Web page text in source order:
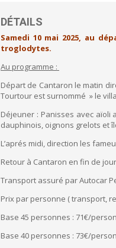
DÉTAILS
Samedi 10 mai 2025, au
troglodytes.
Au programme :
Départ de Cantaron le matin
Tourtour est surnommé » le
Déjeuner : Panisses avec aïoli
dauphinois, oignons grelots et
L’aprés midi, direction les
Retour à Cantaron en fin de
Transport assuré par Autocar
Prix par personne ( transport,
Base 45 personnes : 71€/
Base 40 personnes : 73€/